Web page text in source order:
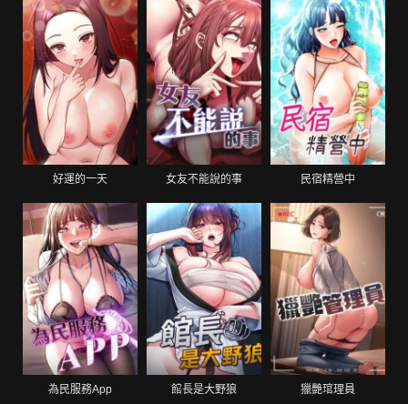
好運的一天 女友不能說的事 民宿精營中
為民服務App 館長是大野狼 獵艷琯理員